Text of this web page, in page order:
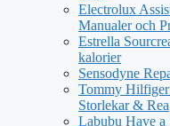
Electrolux
Manualer och
Estrella
kalorier
Sensodyne
Tommy
Storlekar & Rea
Labubu Have a